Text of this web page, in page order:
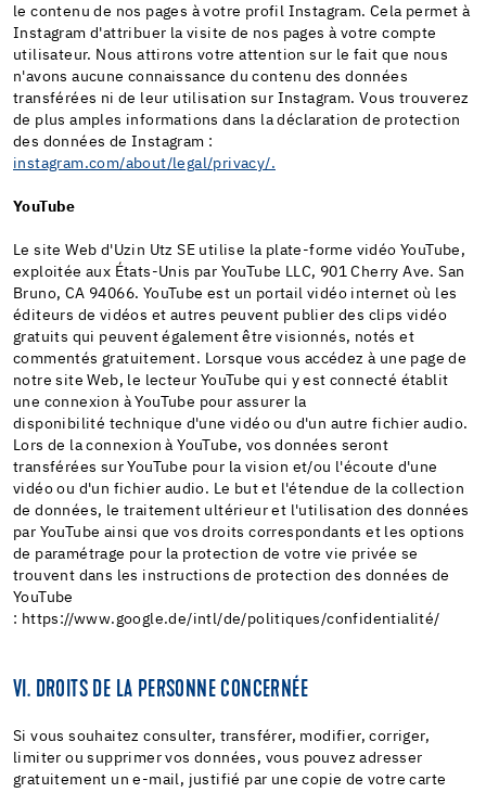
le contenu de nos pages à votre profil Instagram. Cela permet à
Instagram d'attribuer la visite de nos pages à votre compte
utilisateur. Nous attirons votre attention sur le fait que nous
n'avons aucune connaissance du contenu des données
transférées ni de leur utilisation sur Instagram. Vous trouverez
de plus amples informations dans la déclaration de protection
des données de Instagram :
instagram.com/about/legal/privacy/.
YouTube
Le site Web d'Uzin Utz SE utilise la plate-forme vidéo YouTube,
exploitée aux États-Unis par YouTube LLC, 901 Cherry Ave. San
Bruno, CA 94066. YouTube est un portail vidéo internet où les
éditeurs de vidéos et autres peuvent publier des clips vidéo
gratuits qui peuvent également être visionnés, notés et
commentés gratuitement. Lorsque vous accédez à une page de
notre site Web, le lecteur YouTube qui y est connecté établit
une connexion à YouTube pour assurer la
disponibilité technique d'une vidéo ou d'un autre fichier audio.
Lors de la connexion à YouTube, vos données seront
transférées sur YouTube pour la vision et/ou l'écoute d'une
vidéo ou d'un fichier audio. Le but et l'étendue de la collection
de données, le traitement ultérieur et l'utilisation des données
par YouTube ainsi que vos droits correspondants et les options
de paramétrage pour la protection de votre vie privée se
trouvent dans les instructions de protection des données de
YouTube
: https://www.google.de/intl/de/politiques/confidentialité/
VI. DROITS DE LA PERSONNE CONCERNÉE
Si vous souhaitez consulter, transférer, modifier, corriger,
limiter ou supprimer vos données, vous pouvez adresser
gratuitement un e-mail, justifié par une copie de votre carte